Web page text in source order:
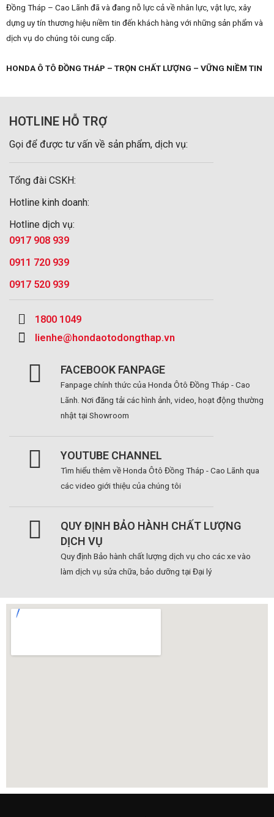
Đồng Tháp – Cao Lãnh đã và đang nỗ lực cả về nhân lực, vật lực, xây
dựng uy tín thương hiệu niềm tin đến khách hàng với những sản phẩm và
dịch vụ do chúng tôi cung cấp.
HONDA Ô TÔ ĐỒNG THÁP – TRỌN CHẤT LƯỢNG – VỮNG NIỀM TIN
HOTLINE HỖ TRỢ
Gọi để được tư vấn về sản phẩm, dịch vụ:
Tổng đài CSKH:
Hotline kinh doanh:
Hotline dịch vụ:
0917 908 939
0911 720 939
0917 520 939
1800 1049
lienhe@hondaotodongthap.vn
FACEBOOK FANPAGE
Fanpage chính thức của Honda Ôtô Đồng Tháp - Cao
Lãnh. Nơi đăng tải các hình ảnh, video, hoạt động thường
nhật tại Showroom
YOUTUBE CHANNEL
Tìm hiểu thêm về Honda Ôtô Đồng Tháp - Cao Lãnh qua
các video giới thiệu của chúng tôi
QUY ĐỊNH BẢO HÀNH CHẤT LƯỢNG
DỊCH VỤ
Quy định Bảo hành chất lượng dịch vụ cho các xe vào
làm dịch vụ sửa chữa, bảo dưỡng tại Đại lý